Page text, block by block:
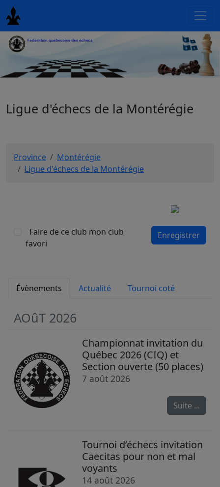
Ligue d'échecs de la Montérégie
Province
Montérégie
Ligue d'échecs de la Montérégie
Faire de ce club mon club
favori
Enregistrer
Évènements Actualité Tournoi coté
AOûT 2026
Championnat invitation du
Québec 2026 (CIQ) et
Section ouverte (50 places)
7 août 2026
Suite ...
Tournoi d’échecs invitation
Caecitas pour non et mal
voyants
14 août 2026